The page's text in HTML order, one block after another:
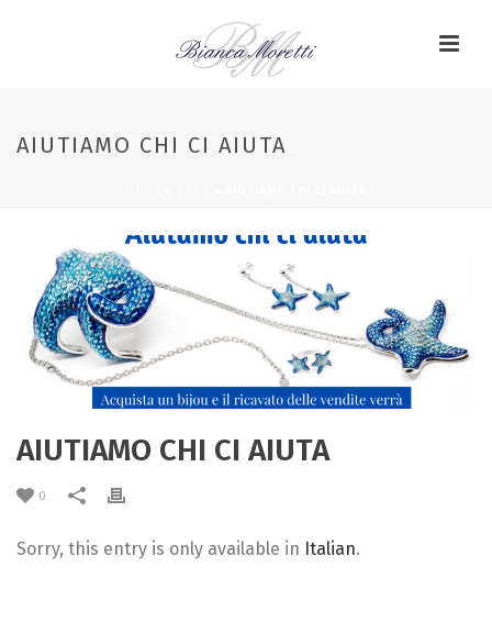
AIUTIAMO CHI CI AIUTA
AIUTIAMO CHI CI AIUTA
0
Sorry, this entry is only available in Italian.